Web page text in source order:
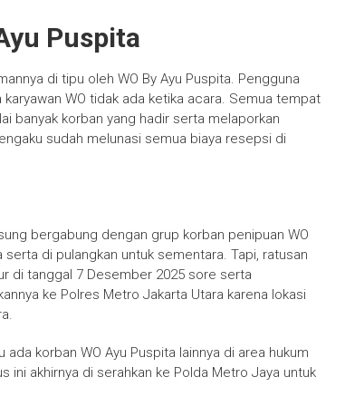
Puspita
di tipu oleh WO By Ayu Puspita. Pengguna
WO tidak ada ketika acara. Semua tempat
banyak korban yang hadir serta melaporkan
sudah melunasi semua biaya resepsi di
bergabung dengan grup korban penipuan WO
di pulangkan untuk sementara. Tapi, ratusan
di tanggal 7 Desember 2025 sore serta
ke Polres Metro Jakarta Utara karena lokasi
korban WO Ayu Puspita lainnya di area hukum
ini akhirnya di serahkan ke Polda Metro Jaya untuk